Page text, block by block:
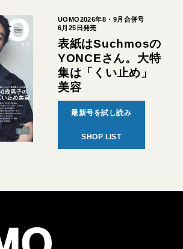
UOMO2026年8・9月合併号
6月25日発売
表紙はSuchmosの
YONCEさん。大特
集は「くい止め」
美容
最新号を試し読み
SHOP LIST